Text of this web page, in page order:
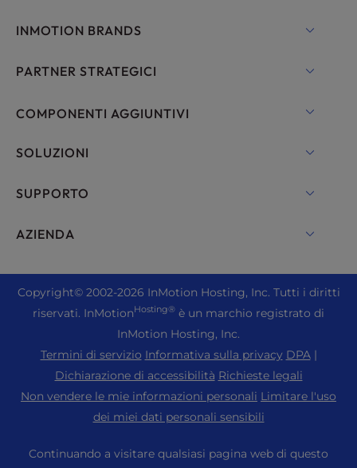
Hosting condiviso
UltraStack ONE per WordPress
Server Bare Metal
Soluzioni di hosting aziendale
Hosting per rivenditori
Rivenditore VPS
INMOTION BRANDS
RamNode Cloud
PARTNER STRATEGICI
OpenMetal Cloud IaaS
COMPONENTI AGGIUNTIVI
Nomi di dominio
Email professionale
WordPress Costruttore di siti web
SOLUZIONI
cPanel Hosting
Joomla Hosting
Magento Hosting
Hosting server Minecraft
Hosting PHP
PrestaShop Hosting
SUPPORTO
Chat in diretta
+44 2045 763722
Supporto Premier
Risorse
Supporto alla comunità
Soluzioni InMotion
AZIENDA
Chi siamo
Sedi dei centri dati
Centro dati di Los Angeles
Centro dati di Ashburn
Copyright© 2002-2026 InMotion Hosting, Inc. Tutti i diritti
riservati. InMotionHosting® è un marchio registrato di
InMotion Hosting, Inc.
Termini di servizio Informativa sulla privacy DPA|
Dichiarazione di accessibilità Richieste legali
Non vendere le mie informazioni personali Limitare l'uso
dei miei dati personali sensibili
Continuando a visitare qualsiasi pagina web di questo